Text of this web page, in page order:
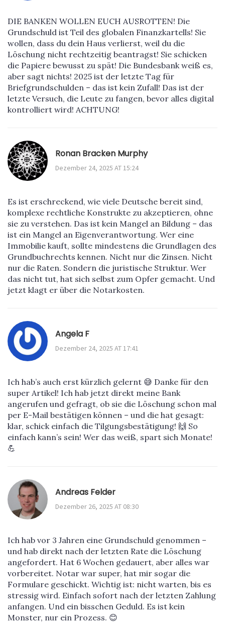
DIE BANKEN WOLLEN EUCH AUSROTTEN! Die
Grundschuld ist Teil des globalen Finanzkartells! Sie
wollen, dass du dein Haus verlierst, weil du die
Löschung nicht rechtzeitig beantragst! Sie schicken
die Papiere bewusst zu spät! Die Bundesbank weiß es,
aber sagt nichts! 2025 ist der letzte Tag für
Briefgrundschulden – das ist kein Zufall! Das ist der
letzte Versuch, die Leute zu fangen, bevor alles digital
kontrolliert wird! ACHTUNG!
Ronan Bracken Murphy
Dezember 24, 2025 AT 15:24
Es ist erschreckend, wie viele Deutsche bereit sind,
komplexe rechtliche Konstrukte zu akzeptieren, ohne
sie zu verstehen. Das ist kein Mangel an Bildung – das
ist ein Mangel an Eigenverantwortung. Wer eine
Immobilie kauft, sollte mindestens die Grundlagen des
Grundbuchrechts kennen. Nicht nur die Zinsen. Nicht
nur die Raten. Sondern die juristische Struktur. Wer
das nicht tut, hat sich selbst zum Opfer gemacht. Und
jetzt klagt er über die Notarkosten.
Angela F
Dezember 24, 2025 AT 17:41
Ich hab’s auch erst kürzlich gelernt 😅 Danke für den
super Artikel! Ich hab jetzt direkt meine Bank
angerufen und gefragt, ob sie die Löschung schon mal
per E-Mail bestätigen können – und die hat gesagt:
klar, schick einfach die Tilgungsbestätigung! 🙌 So
einfach kann’s sein! Wer das weiß, spart sich Monate!
💪
Andreas Felder
Dezember 26, 2025 AT 08:30
Ich hab vor 3 Jahren eine Grundschuld genommen –
und hab direkt nach der letzten Rate die Löschung
angefordert. Hat 6 Wochen gedauert, aber alles war
vorbereitet. Notar war super, hat mir sogar die
Formulare geschickt. Wichtig ist: nicht warten, bis es
stressig wird. Einfach sofort nach der letzten Zahlung
anfangen. Und ein bisschen Geduld. Es ist kein
Monster, nur ein Prozess. 😊